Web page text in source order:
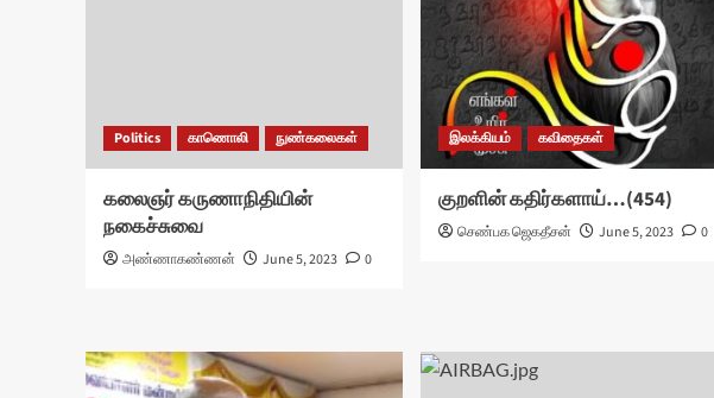
Politics காணொலி நுண்கலைகள்
கலைஞர் கருணாநிதியின்
நகைச்சுவை
அண்ணாகண்ணன் June 5, 2023 0
இலக்கியம் கவிதைகள்
குறளின் கதிர்களாய்…(454)
செண்பக ஜெகதீசன் June 5, 2023 0